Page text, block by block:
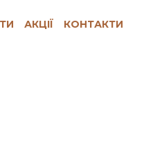
АКЦІЇ
КОНТАКТИ